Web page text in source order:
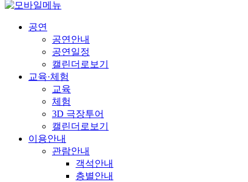
공연
공연안내
공연일정
캘린더로보기
교육·체험
교육
체험
3D 극장투어
캘린더로보기
이용안내
관람안내
객석안내
층별안내